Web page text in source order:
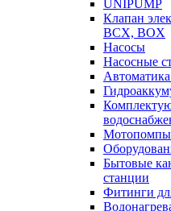
UNIPUMP
Клапан
BCX, BOX
Насосы
Насосные
Мотопомпы
Бытовые
станции
Фитинги